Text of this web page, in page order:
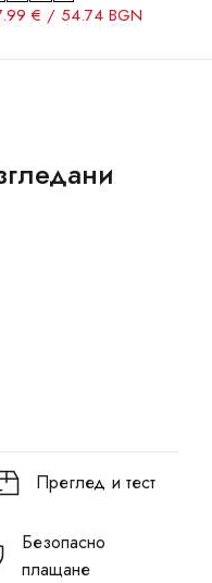
€ / 54.74 BGN
Преглед и тест
Безопасно
плащане